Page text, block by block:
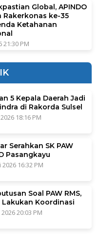
Global, APINDO
Rakerkonas ke-35
Ketahanan
21:30 PM
5 Kepala Daerah Jadi
di Rakorda Sulsel
18:16 PM
Serahkan SK PAW
Pasangkayu
16:32 PM
Soal PAW RMS,
Lakukan Koordinasi
20:03 PM